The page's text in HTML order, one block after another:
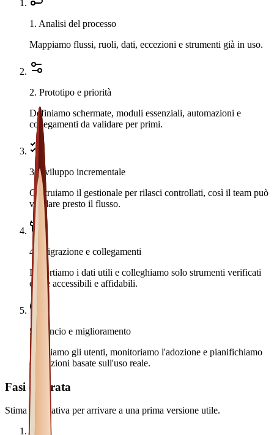
1 . Analisi del processo
Mappiamo flussi, ruoli, dati, eccezioni e strumenti già in uso.
2. Prototipo e priorità
Definiamo schermate, moduli essenziali, automazioni e
collegamenti da validare per primi.
3.Sviluppo incrementale
Costruiamo il gestionale per rilasci controllati, così il team può
validare presto il flusso.
4
Migrazione e collegamenti
Importiamo i dati utili e colleghiamo solo strumenti verificati
come accessibili e affidabili.
5
Lancio e miglioramento
Formiamo gli utenti, monitoriamo l'adozione e pianifichiamo
evoluzioni basate sull'uso reale.
Fasi e durata
Stima orientativa per arrivare a una prima versione utile.
1